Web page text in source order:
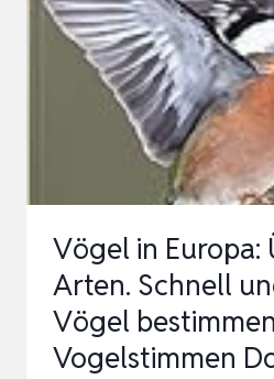
HEIMISCHE
VÖGEL
BESTIMMEN,
SCHÜTZEN.:
VOGELBUCH
VOGE…
Vögel in Europa:
Arten. Schnell
Vögel
Vogelstimmen